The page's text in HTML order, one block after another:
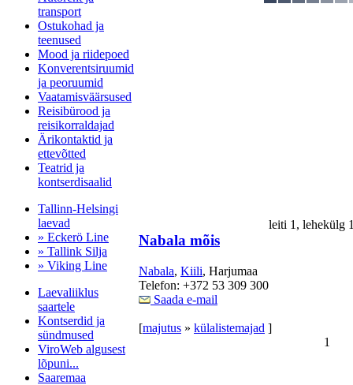
transport
Ostukohad ja
teenused
Mood ja riidepoed
Konverentsiruumid
ja peoruumid
Vaatamisväärsused
Reisibürood ja
reisikorraldajad
Ärikontaktid ja
ettevõtted
Teatrid ja
kontserdisaalid
Tallinn-Helsingi
laevad
» Eckerö Line
» Tallink Silja
» Viking Line
Laevaliiklus
saartele
Kontserdid ja
sündmused
ViroWeb algusest
lõpuni...
Saaremaa
leiti 1,
Nabala mõis
Nabala, Kiili, Harjumaa
Telefon: +372 53 309 300
Saada e-mail
[majutus » külalistemajad ]
1